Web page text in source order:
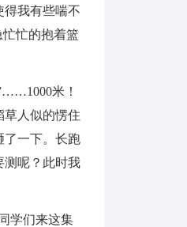
得我有些喘不
忙的抱着篮
米！
草人似的愣住
了一下。长跑
测呢？此时我
学们来这集